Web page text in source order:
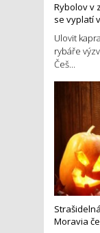
Rybolov v
se vyplatí
Ulovit
rybáře
Češ...
Moravia